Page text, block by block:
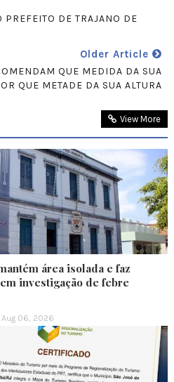
DE TRAJANO DE
Older Article
QUE MEDIDA DA SUA
QUE METADE DA SUA ALTURA
View More
área isolada e faz
investigação de febre
Aug 06, 2026